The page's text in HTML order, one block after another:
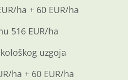
ha + 60 EUR/ha
516 EUR/ha
uzgoja
ha + 60 EUR/ha